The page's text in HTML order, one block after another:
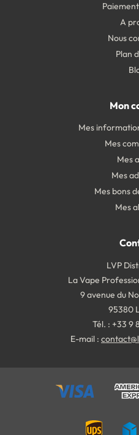
A
Nous
Plan
Mon
Mes
Mes
Mes
Mes
Mes bons
Mes
LVP
La Vape
9 avenue du
95380
Tél. : +33 9
E-mail :